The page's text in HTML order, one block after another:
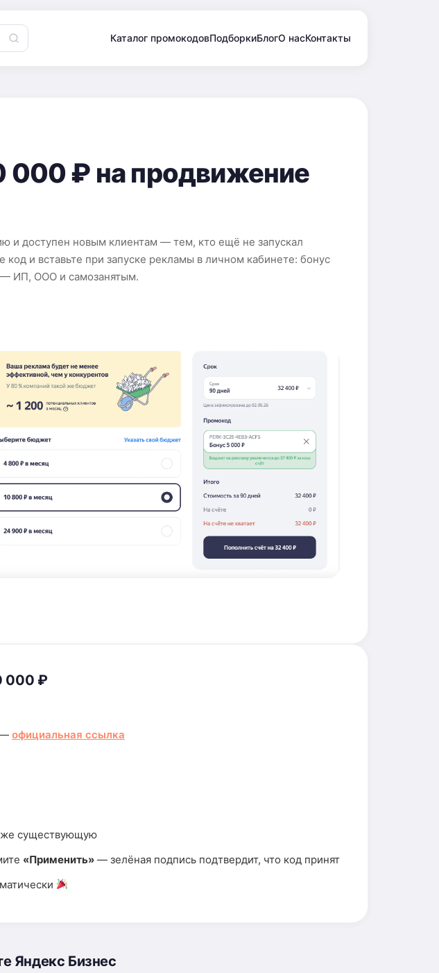
Каталог промокодовПодборкиБлогО насКонтакты
000 ₽ на продвижение
и доступен новым клиентам — тем, кто ещё не запускал
и вставьте при запуске рекламы в личном кабинете: бонус
— ИП, ООО и самозанятым.
000 ₽
— официальная ссылка
существующую
«Применить» — зелёная подпись подтвердит, что код принят
Яндекс Бизнес